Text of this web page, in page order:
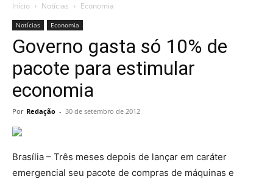
Início Notícias Economia
Notícias Economia
Governo gasta só 10% de
pacote para estimular
economia
Por Redação - 30 de setembro de 2012
Brasília – Três meses depois de lançar em caráter
emergencial seu pacote de compras de máquinas e